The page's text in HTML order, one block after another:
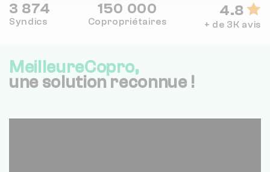
3 874
Syndics
150 000
Copropriétaires
4.8
+ de 3K avis
MeilleureCopro,
une solution reconnue !